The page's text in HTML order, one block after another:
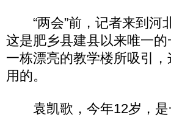
“两会”前，记者来到河
这是肥乡县建县以来唯一
一栋漂亮的教学楼所吸引
用的。
袁凯歌，今年12岁，是